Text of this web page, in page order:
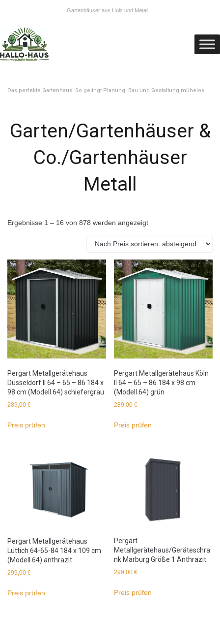
Gartenhäuser aus Holz und Metall
Das perfekte Gartenhaus: So gelingt Planung, Bau und Gestaltung mühelos
Garten/Gartenhäuser &
Co./Gartenhäuser
Metall
Ergebnisse 1 – 16 von 878 werden angezeigt
Pergart Metallgerätehaus
Düsseldorf II 64 – 65 – 86 184 x
98 cm (Modell 64) schiefergrau
289,00 €
Preis prüfen
Pergart Metallgerätehaus Köln
II 64 – 65 – 86 184 x 98 cm
(Modell 64) grün
289,00€
Preis prüfen
Pergart Metallgerätehaus
Lüttich 64-65-84 184 x 109 cm
(Modell 64) anthrazit
299,00 €
Preis prüfen
Pergart
Metallgerätehaus/Geräteschra
nk Marburg Größe 1 Anthrazit
299,00€
Preis prüfen